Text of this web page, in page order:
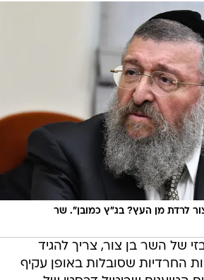
לרדת מן העץ? בג"ץ כמובן". שר
של השר בן צור, צריך להגיד
החרדיות שסובלות באופן עקיף